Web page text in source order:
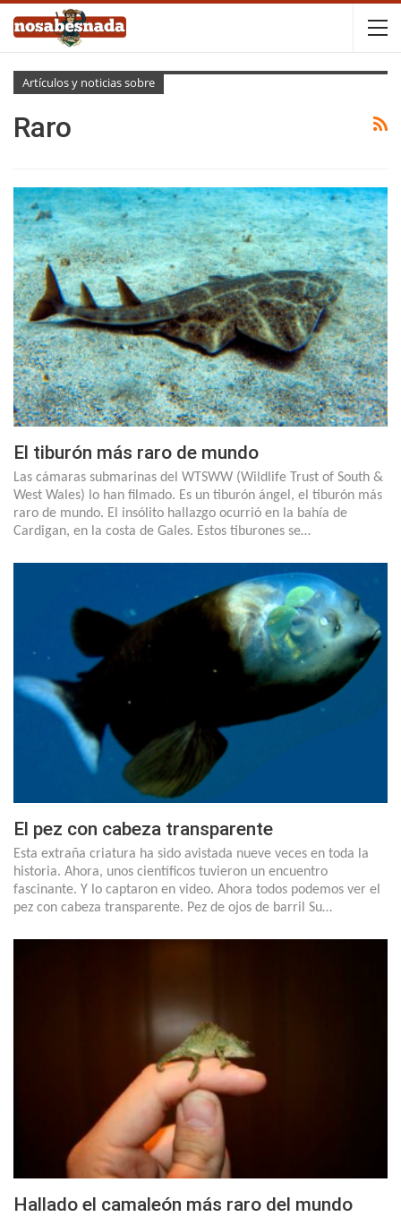
Artículos y noticias sobre
Raro
El tiburón más raro de mundo
Las cámaras submarinas del WTSWW (Wildlife Trust of South &
West Wales) lo han filmado. Es un tiburón ángel, el tiburón más
raro de mundo. El insólito hallazgo ocurrió en la bahía de
Cardigan, en la costa de Gales. Estos tiburones se…
El pez con cabeza transparente
Esta extraña criatura ha sido avistada nueve veces en toda la
historia. Ahora, unos científicos tuvieron un encuentro
fascinante. Y lo captaron en video. Ahora todos podemos ver el
pez con cabeza transparente. Pez de ojos de barril Su…
Hallado el camaleón más raro del mundo